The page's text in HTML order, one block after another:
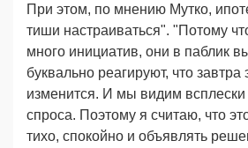
При этом, по мнению Мутко,
тиши настраиваться". "Потому
много инициатив, они в паблик
буквально реагируют, что завтра
изменится. И мы видим
спроса. Поэтому я считаю, что
тихо, спокойно и объявлять